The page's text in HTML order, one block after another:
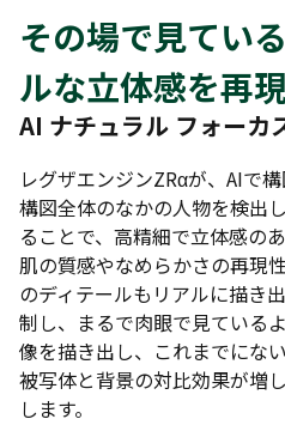
その場で見てい
ルな立体感を再
AI ナチュラル フォーカ
レグザエンジンZRαが、AIで構
構図全体のなかの人物を検出
ることで、高精細で立体感の
肌の質感やなめらかさの再現
のディテールもリアルに描き
制し、まるで肉眼で見ている
像を描き出し、これまでにな
被写体と背景の対比効果が増
します。